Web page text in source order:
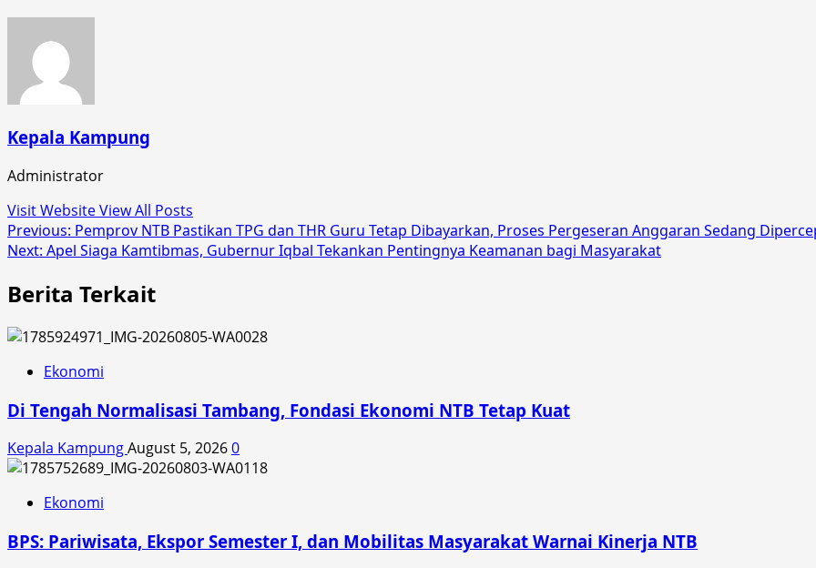
Kepala Kampung
Administrator
Visit WebsiteView All Posts
Post
navigation
Previous: Pemprov NTB Pastikan TPG dan THR Guru Tetap Dibayarkan, Proses Pergeseran Anggaran Sedang
Next: Apel Siaga Kamtibmas, Gubernur Iqbal Tekankan Pentingnya Keamanan bagi Masyarakat
Berita Terkait
Ekonomi
Di Tengah Normalisasi Tambang, Fondasi Ekonomi NTB Tetap Kuat
Kepala KampungAugust 5, 20260
Ekonomi
BPS: Pariwisata, Ekspor Semester I, dan Mobilitas Masyarakat Warnai Kinerja NTB